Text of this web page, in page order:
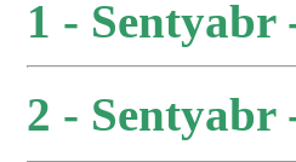
1 -
2 -